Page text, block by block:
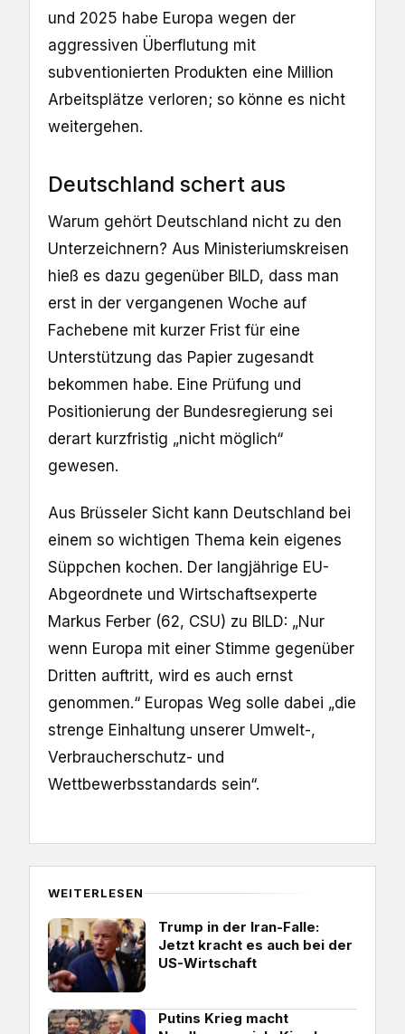
und 2025 habe Europa wegen der
aggressiven Überflutung mit
subventionierten Produkten eine Million
Arbeitsplätze verloren; so könne es nicht
weitergehen.
Deutschland schert aus
Warum gehört Deutschland nicht zu den
Unterzeichnern? Aus Ministeriumskreisen
hieß es dazu gegenüber BILD, dass man
erst in der vergangenen Woche auf
Fachebene mit kurzer Frist für eine
Unterstützung das Papier zugesandt
bekommen habe. Eine Prüfung und
Positionierung der Bundesregierung sei
derart kurzfristig „nicht möglich“
gewesen.
Aus Brüsseler Sicht kann Deutschland bei
einem so wichtigen Thema kein eigenes
Süppchen kochen. Der langjährige EU-
Abgeordnete und Wirtschaftsexperte
Markus Ferber (62, CSU) zu BILD: „Nur
wenn Europa mit einer Stimme gegenüber
Dritten auftritt, wird es auch ernst
genommen.“ Europas Weg solle dabei „die
strenge Einhaltung unserer Umwelt-,
Verbraucherschutz- und
Wettbewerbsstandards sein“.
WEITERLESEN
Trump in der Iran-Falle:
Jetzt kracht es auch bei der
US-Wirtschaft
Putins Krieg macht